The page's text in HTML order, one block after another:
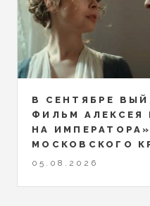
В СЕНТЯБРЕ
ФИЛЬМ АЛЕКСЕЯ
НА
МОСКОВСКОГО
05.08.2026